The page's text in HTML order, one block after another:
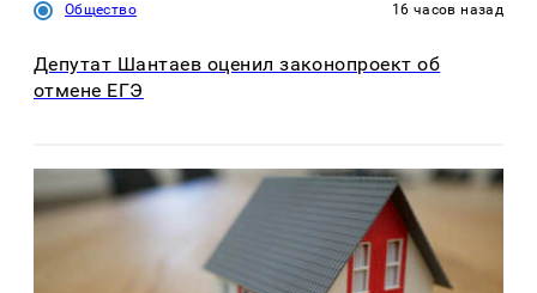
Общество 16 часов назад
Депутат Шантаев оценил законопроект об
отмене ЕГЭ